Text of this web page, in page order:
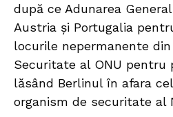
după ce Adunarea
Austria și Portugalia
locurile nepermanente
Securitate al ONU pentru
lăsând Berlinul în afara
organism de securitate al